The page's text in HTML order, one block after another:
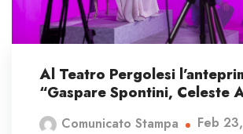
Al Teatro Pergolesi
“Gaspare Spontini, Celeste
Comunicato Stampa Feb